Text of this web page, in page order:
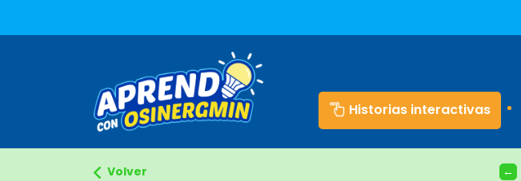
Aprendo con Energia
Historias interactivas
Volver ←